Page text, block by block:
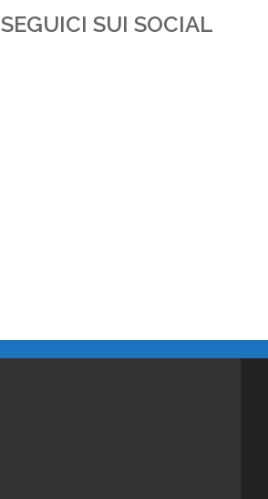
SEGUICI SUI SOCIAL